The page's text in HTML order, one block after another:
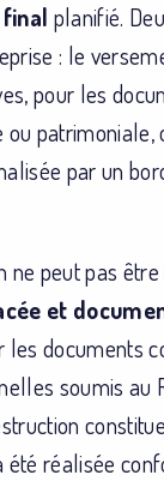
planifié.
: le
pour les
patrimoniale,
par un
ne peut pas
et
documents
soumis au
été réalisée